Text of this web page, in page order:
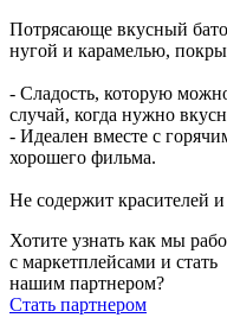
Потрясающе вкусный
нугой и карамелью,
- Сладость, которую
случай, когда нужно
- Идеален вместе с
хорошего фильма.
Не содержит красителей и
Хотите узнать как мы
с маркетплейсами и стать
нашим партнером?
Стать партнером